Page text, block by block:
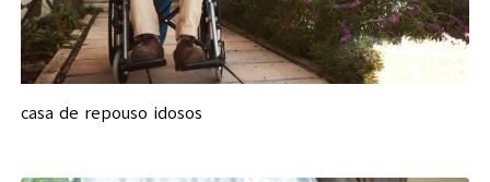
casa de repouso idosos